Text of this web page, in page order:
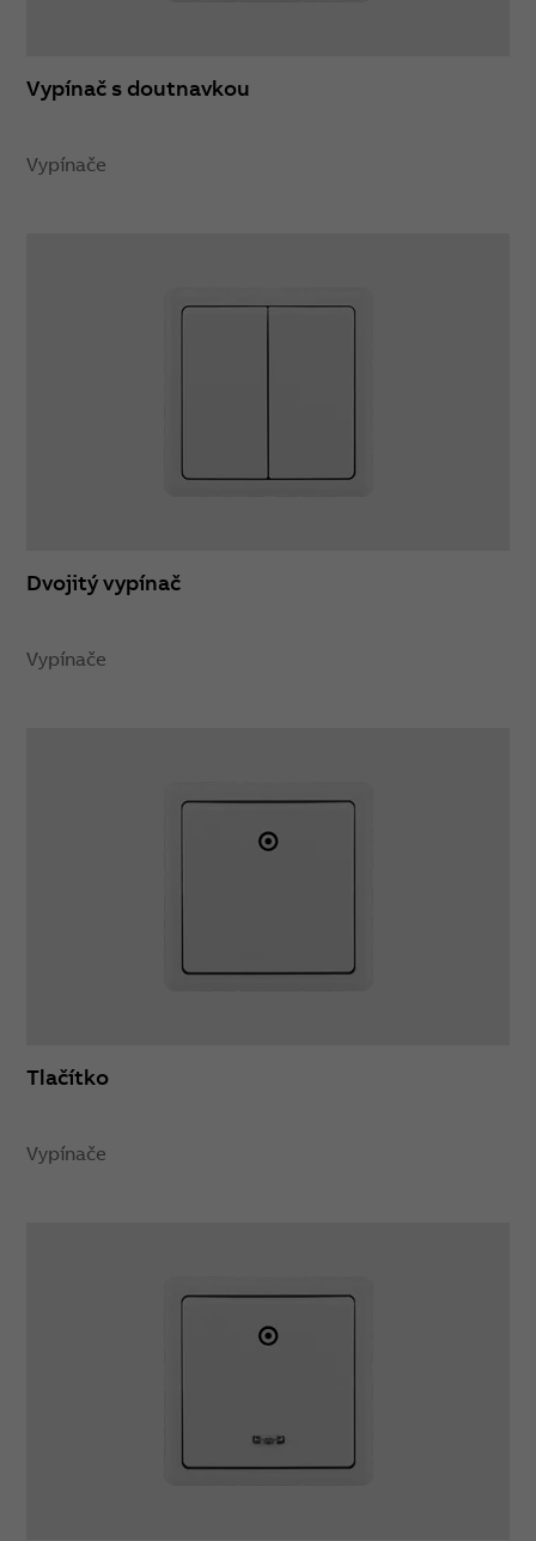
Vypínač s doutnavkou
Vypínače
Dvojitý vypínač
Vypínače
Tlačítko
Vypínače